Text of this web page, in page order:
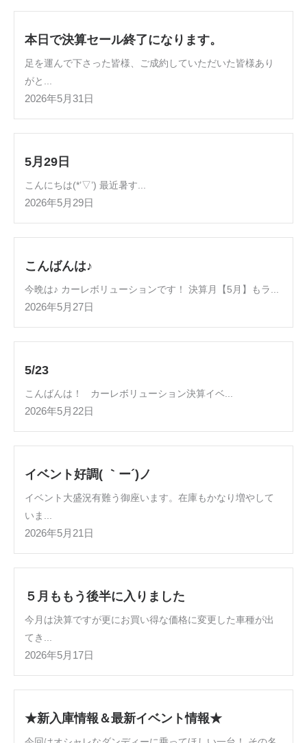
本日で決算セール終了になります。
足を運んで下さった皆様、ご成約していただいた皆様あり
がと...
2026年5月31日
5月29日
こんにちは(*’▽’) 最近暑す...
2026年5月29日
こんばんは♪
今晩は♪ カーレボリューションです！ 決算月【5月】もラ...
2026年5月27日
5/23
こんばんは！ カーレボリューション決算イベ...
2026年5月22日
イベント好調( ｀ー´)ノ
イベント大盛況有難う御座います。在庫もかなり増やして
いま...
2026年5月21日
５月ももう後半に入りました
今月は決算ですが更にお買い得な価格に変更した車種が出
てき...
2026年5月17日
★新入庫情報＆最新イベント情報★